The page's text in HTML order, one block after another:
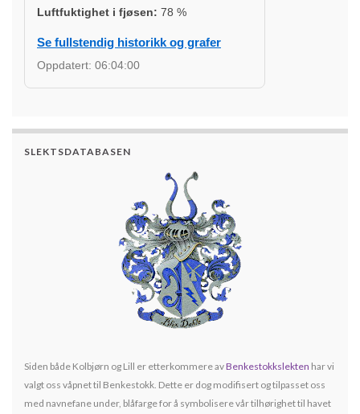
Luftfuktighet i fjøsen: 78 %
Se fullstendig historikk og grafer
Oppdatert: 06:04:00
SLEKTSDATABASEN
Siden både Kolbjørn og Lill er etterkommere avBenkestokkslekten har vi
valgt oss våpnet til Benkestokk. Dette er dog modifisert og tilpasset oss
med navnefane under, blåfarge for å symbolisere vår tilhørighet til havet